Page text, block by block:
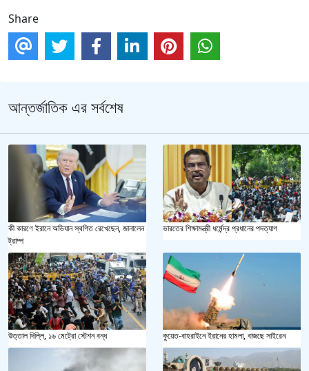
Share
আন্তর্জাতিক এর সর্বশেষ
কী কারণে ইরানে অভিযান স্থগিত রেখেছেন, জানালেন
ট্রাম্প
ভারতের শিক্ষামন্ত্রী ধর্মেন্দ্র প্রধানের পদত্যাগ
উত্তাল দিল্লি, ১৬ মেট্রো স্টেশন বন্ধ কুয়েত-বাহরাইনে ইরানের হামলা, বাজছে সাইরেন